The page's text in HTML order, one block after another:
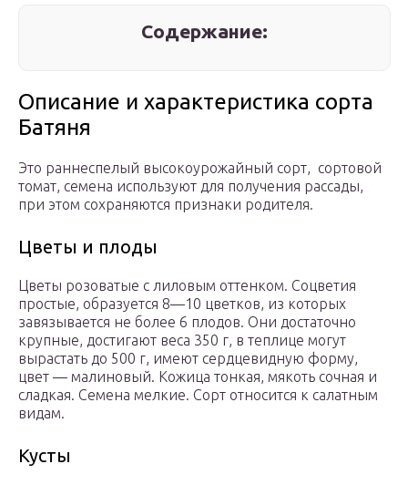
Содержание:
Описание и характеристика сорта
Батяня
Это раннеспелый высокоурожайный сорт, сортовой
томат, семена используют для получения рассады,
при этом сохраняются признаки родителя.
Цветы и плоды
Цветы розоватые с лиловым оттенком. Соцветия
простые, образуется 8—10 цветков, из которых
завязывается не более 6 плодов. Они достаточно
крупные, достигают веса 350 г, в теплице могут
вырастать до 500 г, имеют сердцевидную форму,
цвет — малиновый. Кожица тонкая, мякоть сочная и
сладкая. Семена мелкие. Сорт относится к салатным
видам.
Кусты